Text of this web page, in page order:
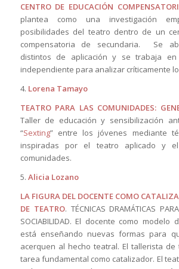
CENTRO DE EDUCACIÓN
plantea como una investigación
posibilidades del teatro dentro de un
compensatoria de secundaria. Se
distintos de aplicación y se trabaja
independiente para analizar críticamente
4. Lorena Tamayo
TEATRO PARA LAS COMUNIDADES:
Taller de educación y sensibilización
“Sexting” entre los jóvenes mediante
inspiradas por el teatro aplicado y
comunidades.
5. Alicia Lozano
LA FIGURA DEL DOCENTE COMO
DE TEATRO. TÉCNICAS DRAMÁTICAS
SOCIABILIDAD. El docente como modelo
está enseñando nuevas formas para
acerquen al hecho teatral. El tallerista de
tarea fundamental como catalizador. El